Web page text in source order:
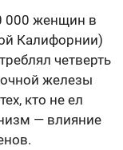
000 женщин в
Калифорнии)
четверть
железы
кто не ел
— влияние